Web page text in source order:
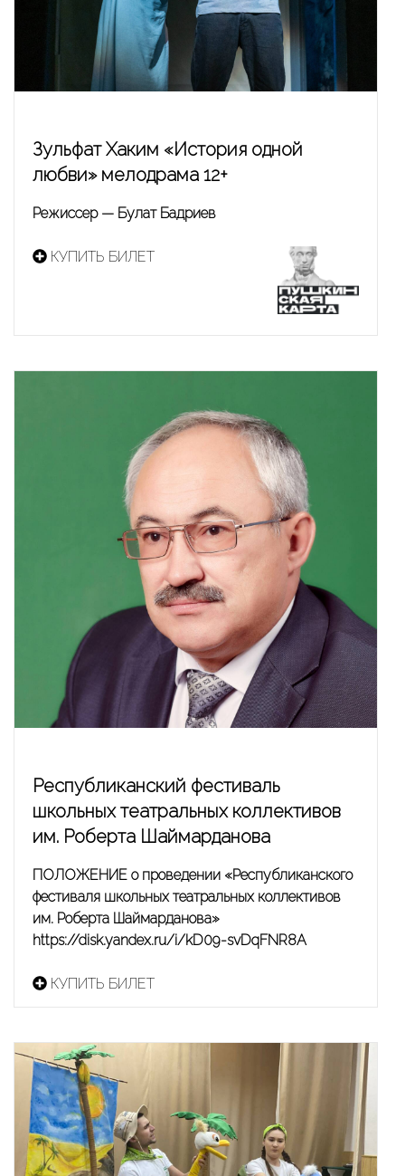
Зульфат Хаким «История одной
любви» мелодрама 12+
Режиссер — Булат Бадриев
КУПИТЬ БИЛЕТ
Республиканский фестиваль
школьных театральных коллективов
им. Роберта Шаймарданова
ПОЛОЖЕНИЕ о проведении «Республиканского
фестиваля школьных театральных коллективов
им. Роберта Шаймарданова»
https://disk.yandex.ru/i/kD09-svDqFNR8A
КУПИТЬ БИЛЕТ